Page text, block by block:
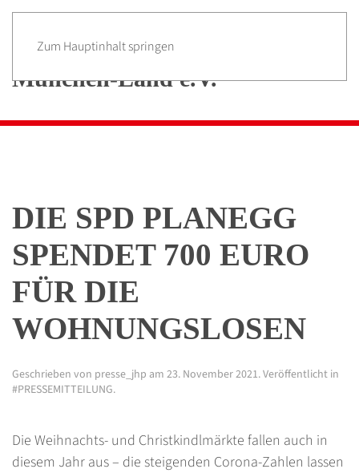
Zum Hauptinhalt springen
DIE SPD PLANEGG
SPENDET 700 EURO
FÜR DIE
WOHNUNGSLOSEN
Geschrieben von presse_jhp am 23. November 2021. Veröffentlicht in
#PRESSEMITTEILUNG.
Die Weihnachts- und Christkindlmärkte fallen auch in
diesem Jahr aus – die steigenden Corona-Zahlen lassen